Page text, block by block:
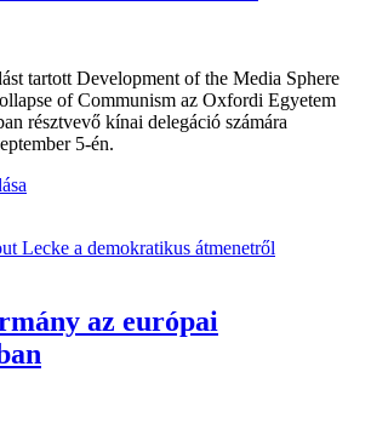
tartott Development of the Media Sphere
of Communism az Oxfordi Egyetem
résztvevő kínai delegáció számára
5-én.
Lecke a demokratikus átmenetről
az európai